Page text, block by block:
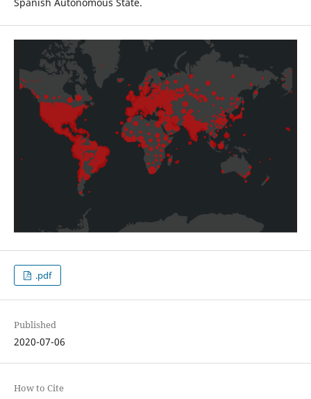
.pdf
Published
2020-07-06
How to Cite